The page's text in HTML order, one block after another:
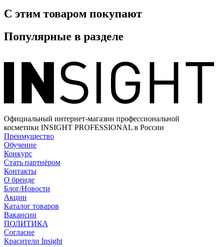
С этим товаром покупают
Популярные в разделе
Официальный интернет-магазин профессиональной
косметики INSIGHT PROFESSIONAL в России
Преимущество
Обучение
Конкурс
Стать партнёром
Контакты
О бренде
Блог/Новости
Акции
Каталог товаров
Вакансии
ПОЛИТИКА
Согласие
Краcители Insight